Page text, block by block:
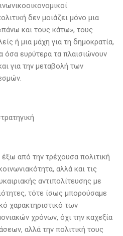
δεν μοιάζει μόνο μια
και τους κάτω», τους
ή μια μάχη για τη δημοκρατία,
όσα ευρύτερα τα πλαισιώνουν
για την μεταβολή των
από την τρέχουσα πολιτική
αλλά και τις
αντιπολίτευσης με
τότε ίσως μπορούσαμε
χαρακτηριστικό των
χρόνων, όχι την καχεξία
αλλά την πολιτική τους